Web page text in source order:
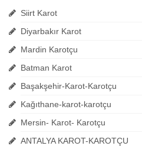
Siirt Karot
Diyarbakır Karot
Mardin Karotçu
Batman Karot
Başakşehir-Karot-Karotçu
Kağıthane-karot-karotçu
Mersin- Karot- Karotçu
ANTALYA KAROT-KAROTÇU